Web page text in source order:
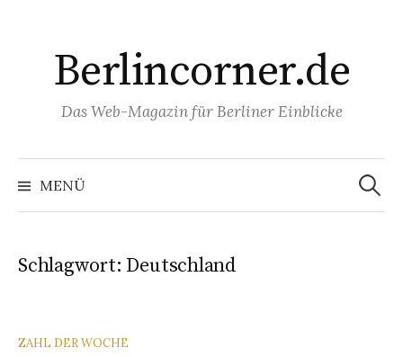
InhaltBerlincorner.de
Das Web-Magazin für Berliner Einblicke
MENÜ
Suchen
nach:
Schlagwort: Deutschland
ZAHL DER WOCHE